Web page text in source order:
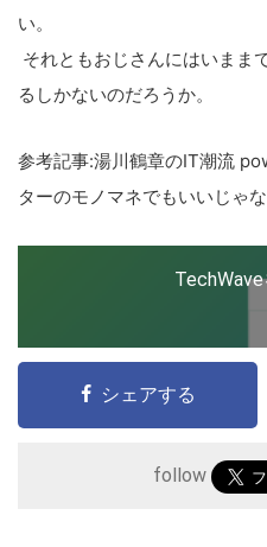
い。
それともおじさんにはいまま
るしかないのだろうか。
参考記事:湯川鶴章のIT潮流
ターのモノマネでもいいじゃ
シェアする
follow
こ
イ